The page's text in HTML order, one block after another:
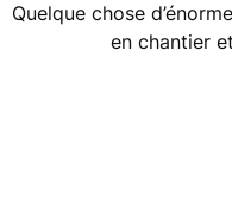
Quelque chose
en chantier